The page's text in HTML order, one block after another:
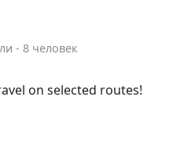
- 8 человек
on selected routes!